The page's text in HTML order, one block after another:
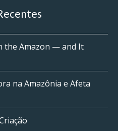
the Amazon — and It
na Amazônia e Afeta